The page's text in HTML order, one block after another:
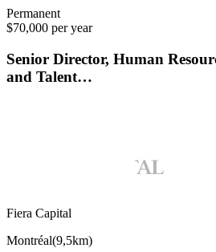
Permanent
$70,000 per year
Senior Director, Human
and Talent…
Fiera Capital
Montréal(9,5km)